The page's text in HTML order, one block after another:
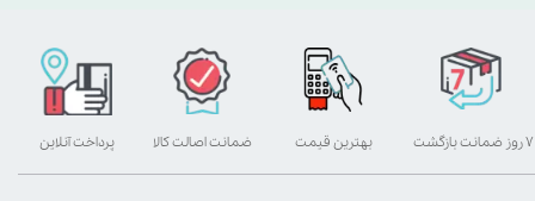
بهترین قیمت پرداخت آنلاین ۷ روز ضمانت بازگشت ضمانت اصالت کالا